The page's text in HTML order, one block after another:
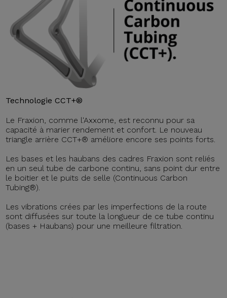
Technologie CCT+®
Le Fraxion, comme l'Axxome, est reconnu pour sa
capacité à marier rendement et confort. Le nouveau
triangle arrière CCT+® améliore encore ses points forts.
Les bases et les haubans des cadres Fraxion sont reliés
en un seul tube de carbone continu, sans point dur entre
le boitier et le puits de selle (Continuous Carbon
Tubing®).
Les vibrations crées par les imperfections de la route
sont diffusées sur toute la longueur de ce tube continu
(bases + Haubans) pour une meilleure filtration.